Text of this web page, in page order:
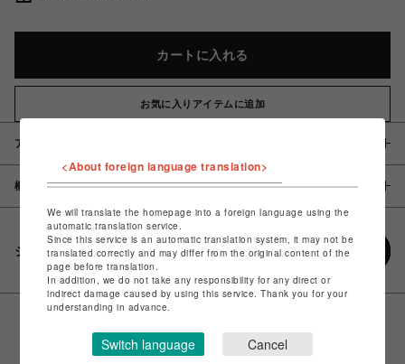
カートに入れる
お気に入りアイテムに追加
アイテム説明 / 素材
概要
シェアする
<About foreign language translation>
We will translate the homepage into a foreign language using the
automatic translation service.
Since this service is an automatic translation system, it may not be
translated correctly and may differ from the original content of the
page before translation.
In addition, we do not take any responsibility for any direct or
indirect damage caused by using this service. Thank you for your
understanding in advance.
Switch language Cancel